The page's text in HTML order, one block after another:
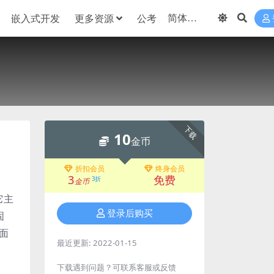
嵌入式开发 更多资源 公考
主
下载
10金币
折扣会员
3金币 3折
终身会员
免费
登录后购买
最近更新: 2022-01-15
下载遇到问题？可联系客服或反馈